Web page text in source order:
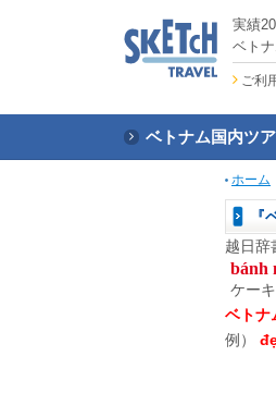
実績
ベト
ご利
ベトナム国内ツ
ホーム
越日辞
bánh
ケーキ
ベトナ
例）